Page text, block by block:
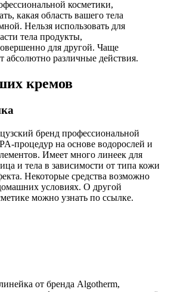
косметики,
какая область вашего тела
Нельзя использовать для
тела продукты,
для другой. Чаще
абсолютно различные действия.
кремов
бренд профессиональной
процедур на основе водорослей и
Имеет много линеек для
и тела в зависимости от типа кожи
Некоторые средства возможно
условиях. О другой
можно узнать по ссылке.
от бренда Algotherm,